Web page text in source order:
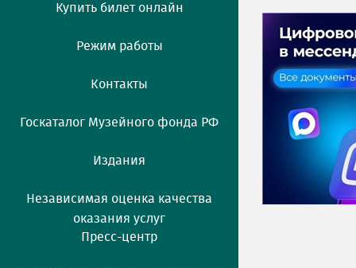
Купить билет онлайн
Режим работы
Контакты
Госкаталог Музейного фонда РФ
Издания
Независимая оценка качества
оказания услуг
Пресс-центр